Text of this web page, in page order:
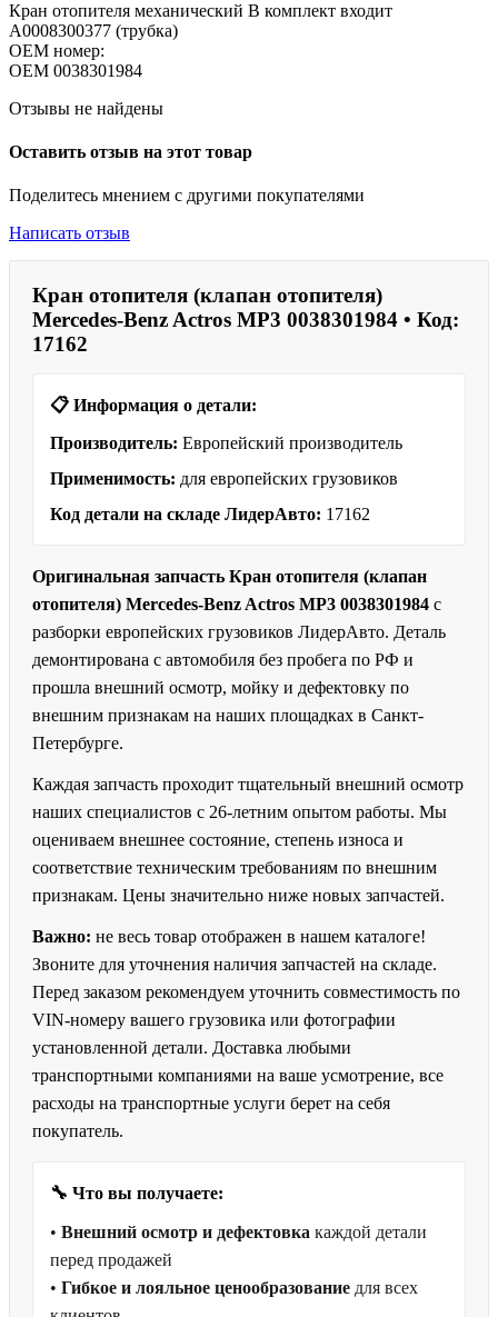
Кран отопителя механический В комплект входит
A0008300377 (трубка)
OEM номер:
OEM 0038301984
Отзывы не найдены
Оставить отзыв на этот товар
Поделитесь мнением с другими покупателями
Написать отзыв
Кран отопителя (клапан отопителя)
Mercedes-Benz Actros MP3 0038301984 • Код:
17162
📋 Информация о детали:
Производитель: Европейский производитель
Применимость: для европейских грузовиков
Код детали на складе ЛидерАвто: 17162
Оригинальная запчасть Кран отопителя (клапан
отопителя) Mercedes-Benz Actros MP3 0038301984 с
разборки европейских грузовиков ЛидерАвто. Деталь
демонтирована с автомобиля без пробега по РФ и
прошла внешний осмотр, мойку и дефектовку по
внешним признакам на наших площадках в Санкт-
Петербурге.
Каждая запчасть проходит тщательный внешний осмотр
наших специалистов с 26-летним опытом работы. Мы
оцениваем внешнее состояние, степень износа и
соответствие техническим требованиям по внешним
признакам. Цены значительно ниже новых запчастей.
Важно: не весь товар отображен в нашем каталоге!
Звоните для уточнения наличия запчастей на складе.
Перед заказом рекомендуем уточнить совместимость по
VIN-номеру вашего грузовика или фотографии
установленной детали. Доставка любыми
транспортными компаниями на ваше усмотрение, все
расходы на транспортные услуги берет на себя
покупатель.
🔧 Что вы получаете:
• Внешний осмотр и дефектовка каждой детали
перед продажей
• Гибкое и лояльное ценообразование для всех